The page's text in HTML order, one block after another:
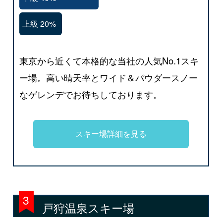
上級 20%
東京から近くて本格的な当社の人気No.1スキ
ー場。高い晴天率とワイド＆パウダースノー
なゲレンデでお待ちしております。
スキー場詳細を見る
戸狩温泉スキー場